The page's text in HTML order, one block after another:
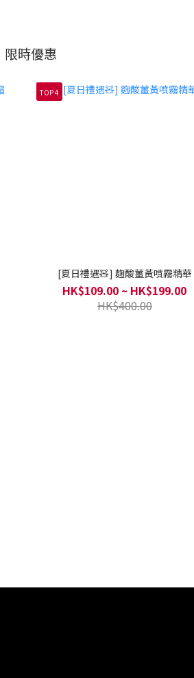
限時優惠
TOP 4
[夏日禮遇🧸] 麴酸薑黃噴霧精華
HK$109.00 ~ HK$199.00
HK$400.00